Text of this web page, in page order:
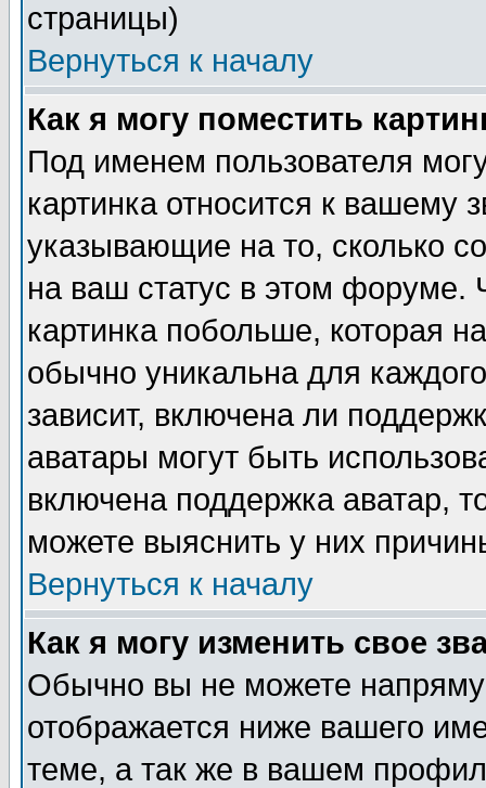
страницы)
Вернуться к началу
Как я могу поместить
Под именем пользователя
картинка относится к вашему
указывающие на то, сколько
на ваш статус в этом форуме.
картинка побольше, которая
обычно уникальна для
зависит, включена ли
аватары могут быть
включена поддержка аватар,
можете выяснить у них
Вернуться к началу
Как я могу изменить свое
Обычно вы не можете
отображается ниже вашего
теме, а так же в вашем